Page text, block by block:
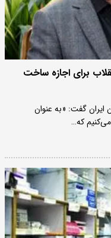
برای اجازه ساخت
ایران گفت: «به عنوان
که…